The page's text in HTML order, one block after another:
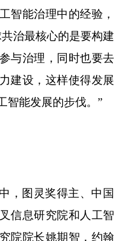
智能治理中的经验，
治最核心的是要构建
与治理，同时也要去
建设，这样使得发展
智能发展的步伐。”
，图灵奖得主、中国
信息研究院和人工智
院院长姚期智，约翰